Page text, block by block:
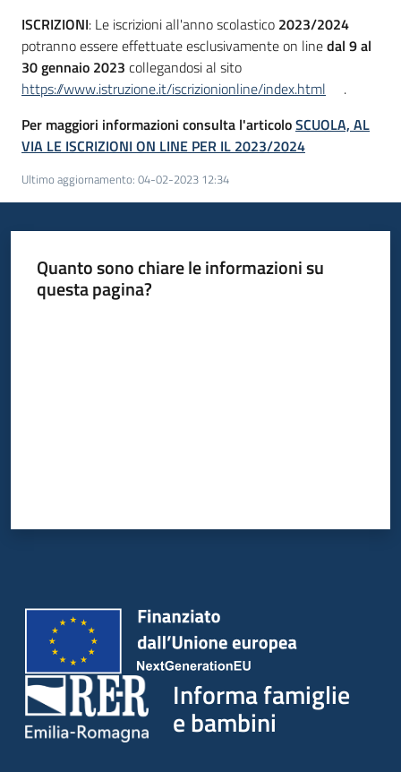
ISCRIZIONI: Le iscrizioni all'anno scolastico 2023/2024
potranno essere effettuate esclusivamente on linedal 9 al
30 gennaio 2023 collegandosi al sito
https://www.istruzione.it/iscrizionionline/index.html
.
Per maggiori informazioni consulta l'articoloSCUOLA, AL
VIA LE ISCRIZIONI ON LINE PER IL 2023/2024
Ultimo aggiornamento: 04-02-2023 12:34
Quanto sono chiare le informazioni su
questa pagina?
Informa famiglie
e bambini